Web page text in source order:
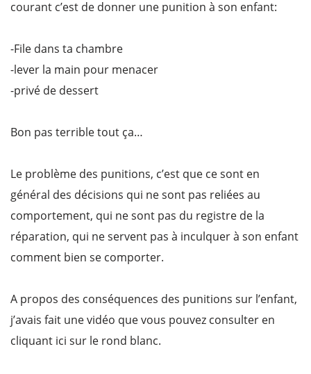
courant c’est de donner une punition à son enfant:
-File dans ta chambre
-lever la main pour menacer
-privé de dessert
Bon pas terrible tout ça…
Le problème des punitions, c’est que ce sont en
général des décisions qui ne sont pas reliées au
comportement, qui ne sont pas du registre de la
réparation, qui ne servent pas à inculquer à son enfant
comment bien se comporter.
A propos des conséquences des punitions sur l’enfant,
j’avais fait une vidéo que vous pouvez consulter en
cliquant ici sur le rond blanc.